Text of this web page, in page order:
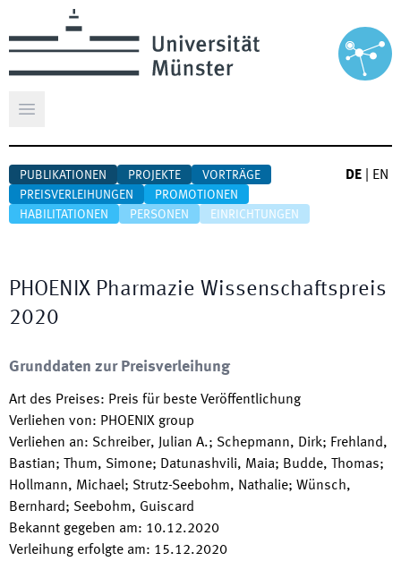
Hauptmenü öffnen
PUBLIKATIONEN PROJEKTE
VORTRÄGE
PREISVERLEIHUNGEN
PROMOTIONEN
HABILITATIONEN
PERSONEN EINRICHTUNGEN
DE EN
PHOENIX Pharmazie Wissenschaftspreis
2020
Grunddaten zur Preisverleihung
Art des Preises: Preis für beste Veröffentlichung
Verliehen von: PHOENIX group
Verliehen an: Schreiber, Julian A.; Schepmann, Dirk; Frehland,
Bastian; Thum, Simone; Datunashvili, Maia; Budde, Thomas;
Hollmann, Michael; Strutz-Seebohm, Nathalie; Wünsch,
Bernhard; Seebohm, Guiscard
Bekannt gegeben am: 10.12.2020
Verleihung erfolgte am: 15.12.2020